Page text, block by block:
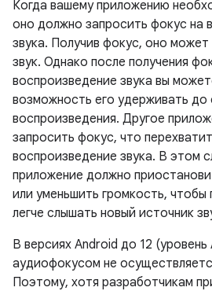
Когда вашему приложению
оно должно запросить фокус на
звука. Получив фокус, оно
звук. Однако после получения
воспроизведение звука вы
возможность его удерживать до
воспроизведения. Другое
запросить фокус, что
воспроизведение звука. В этом
приложение должно
или уменьшить громкость, чтобы
легче слышать новый источник
В версиях Android до 12 (уровень
аудиофокусом не
Поэтому, хотя разработчикам